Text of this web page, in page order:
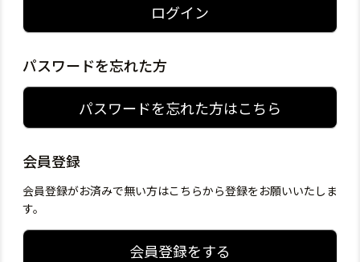
ログイン
パスワードを忘れた方
パスワードを忘れた方はこちら
会員登録
会員登録がお済みで無い方はこちらから登録をお願いいたしま
す。
会員登録をする